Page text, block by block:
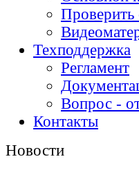
Проверить
Техподдержка
Регламент
Вопрос -
Контакты
Новости